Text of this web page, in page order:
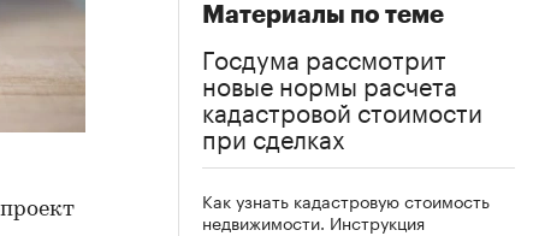
Материалы по теме
Госдума рассмотрит
новые нормы расчета
кадастровой стоимости
при сделках
Как узнать кадастровую стоимость
недвижимости. Инструкция